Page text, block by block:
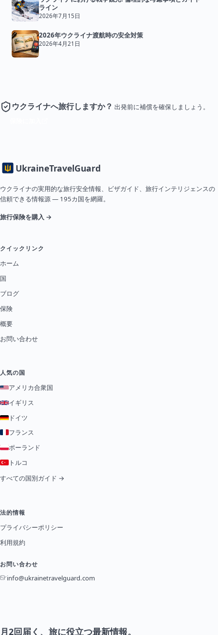
ライン
2026年7月15日
2026年ウクライナ渡航時の安全対策
2026年4月21日
ウクライナへ旅行しますか？ 出発前に補償を確保しましょう。
UkraineTravelGuard
ウクライナの実用的な旅行安全情報、ビザガイド、旅行インテリジェンスの
信頼できる情報源 — 195カ国を網羅。
旅行保険を購入 →
クイックリンク
ホーム
国
ブログ
保険
概要
お問い合わせ
人気の国
アメリカ合衆国
イギリス
ドイツ
フランス
ポーランド
トルコ
すべての国別ガイド →
法的情報
プライバシーポリシー
利用規約
お問い合わせ
info@ukrainetravelguard.com
月2回届く、旅に役立つ最新情報。